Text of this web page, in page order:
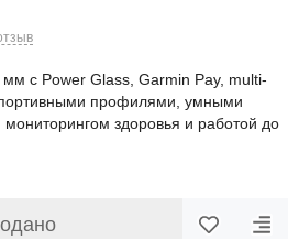
с Power Glass, Garmin Pay, multi-
профилями, умными
здоровья и работой до